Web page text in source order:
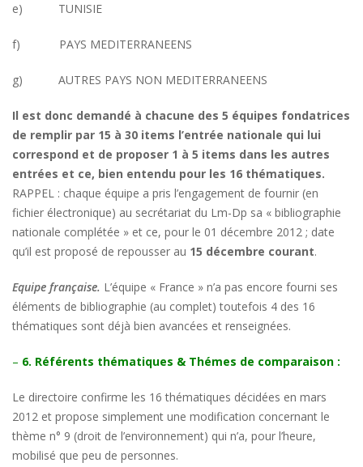
e) TUNISIE
f) PAYS MEDITERRANEENS
g) AUTRES PAYS NON MEDITERRANEENS
Il est donc demandé à chacune des 5 équipes fondatrices
de remplir par 15 à 30 items l’entrée nationale qui lui
correspond et de proposer 1 à 5 items dans les autres
entrées et ce, bien entendu pour les 16 thématiques.
RAPPEL : chaque équipe a pris l’engagement de fournir (en
fichier électronique) au secrétariat du Lm-Dp sa « bibliographie
nationale complétée » et ce, pour le 01 décembre 2012 ; date
qu’il est proposé de repousser au 15 décembre courant.
Equipe française. L’équipe « France » n’a pas encore fourni ses
éléments de bibliographie (au complet) toutefois 4 des 16
thématiques sont déjà bien avancées et renseignées.
– 6. Référents thématiques & Thémes de comparaison :
Le directoire confirme les 16 thématiques décidées en mars
2012 et propose simplement une modification concernant le
thème n° 9 (droit de l’environnement) qui n’a, pour l’heure,
mobilisé que peu de personnes.